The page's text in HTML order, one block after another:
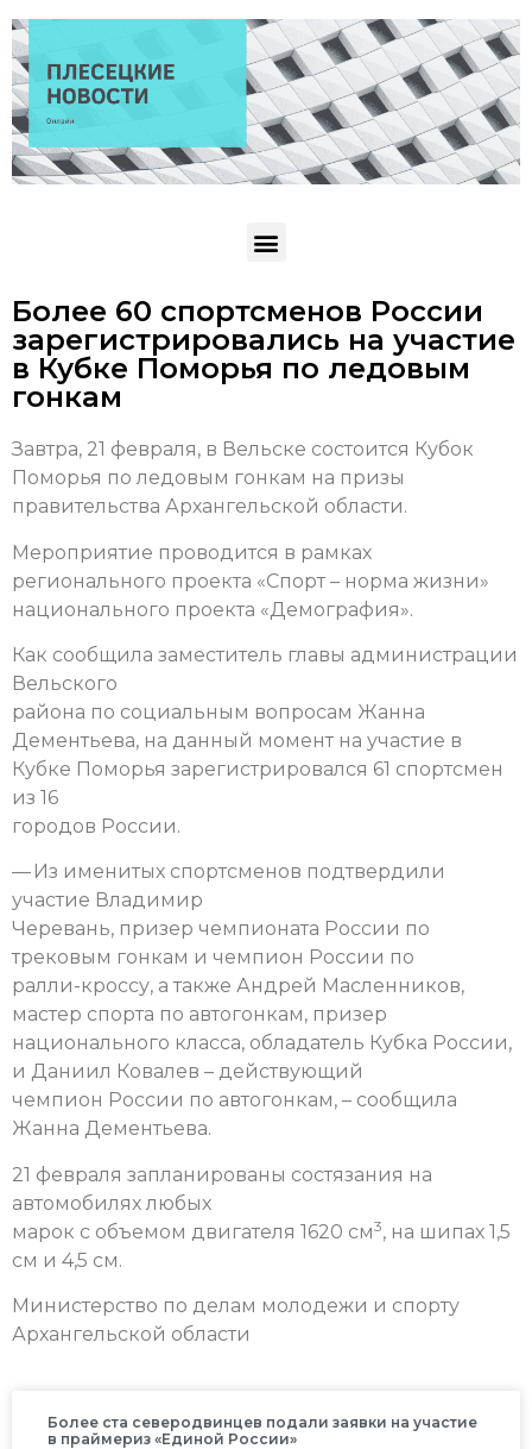
Более 60 спортсменов России
зарегистрировались на участие
в Кубке Поморья по ледовым
гонкам
Завтра, 21 февраля, в Вельске состоится Кубок
Поморья по ледовым гонкам на призы
правительства Архангельской области.
Мероприятие проводится в рамках
регионального проекта «Спорт – норма жизни»
национального проекта «Демография».
Как сообщила заместитель главы администрации
Вельского
района по социальным вопросам Жанна
Дементьева, на данный момент на участие в
Кубке Поморья зарегистрировался 61 спортсмен
из 16
городов России.
— Из именитых спортсменов подтвердили
участие Владимир
Черевань, призер чемпионата России по
трековым гонкам и чемпион России по
ралли-кроссу, а также Андрей Масленников,
мастер спорта по автогонкам, призер
национального класса, обладатель Кубка России,
и Даниил Ковалев – действующий
чемпион России по автогонкам, – сообщила
Жанна Дементьева.
21 февраля запланированы состязания на
автомобилях любых
марок с объемом двигателя 1620 см3, на шипах 1,5
см и 4,5 см.
Министерство по делам молодежи и спорту
Архангельской области
Более ста северодвинцев подали заявки на участие
в праймериз «Единой России»